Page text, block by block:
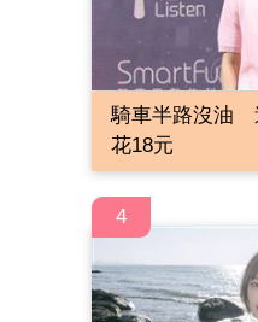
騎車半路沒油
花18元
4